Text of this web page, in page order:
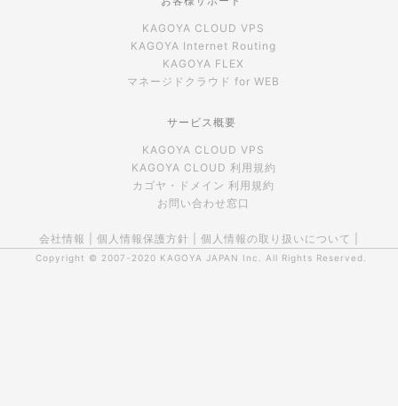
KAGOYA CLOUD VPS
KAGOYA Internet Routing
KAGOYA FLEX
マネージドクラウド for WEB
サービス概要
KAGOYA CLOUD VPS
KAGOYA CLOUD 利用規約
カゴヤ・ドメイン 利用規約
お問い合わせ窓口
会社情報 個人情報保護方針 個人情報の取り扱いについて
Copyright © 2007-2020 KAGOYA JAPAN Inc. All Rights Reserved.